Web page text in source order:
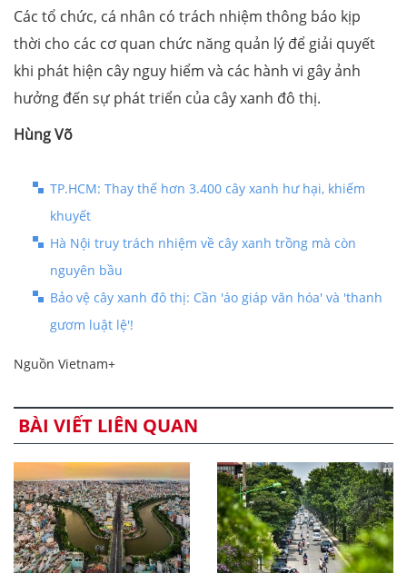
Các tổ chức, cá nhân có trách nhiệm thông báo kịp
thời cho các cơ quan chức năng quản lý để giải quyết
khi phát hiện cây nguy hiểm và các hành vi gây ảnh
hưởng đến sự phát triển của cây xanh đô thị.
Hùng Võ
TP.HCM: Thay thế hơn 3.400 cây xanh hư hại, khiếm
khuyết
Hà Nội truy trách nhiệm về cây xanh trồng mà còn
nguyên bầu
Bảo vệ cây xanh đô thị: Cần 'áo giáp văn hóa' và 'thanh
gươm luật lệ'!
Nguồn Vietnam+
BÀI VIẾT LIÊN QUAN